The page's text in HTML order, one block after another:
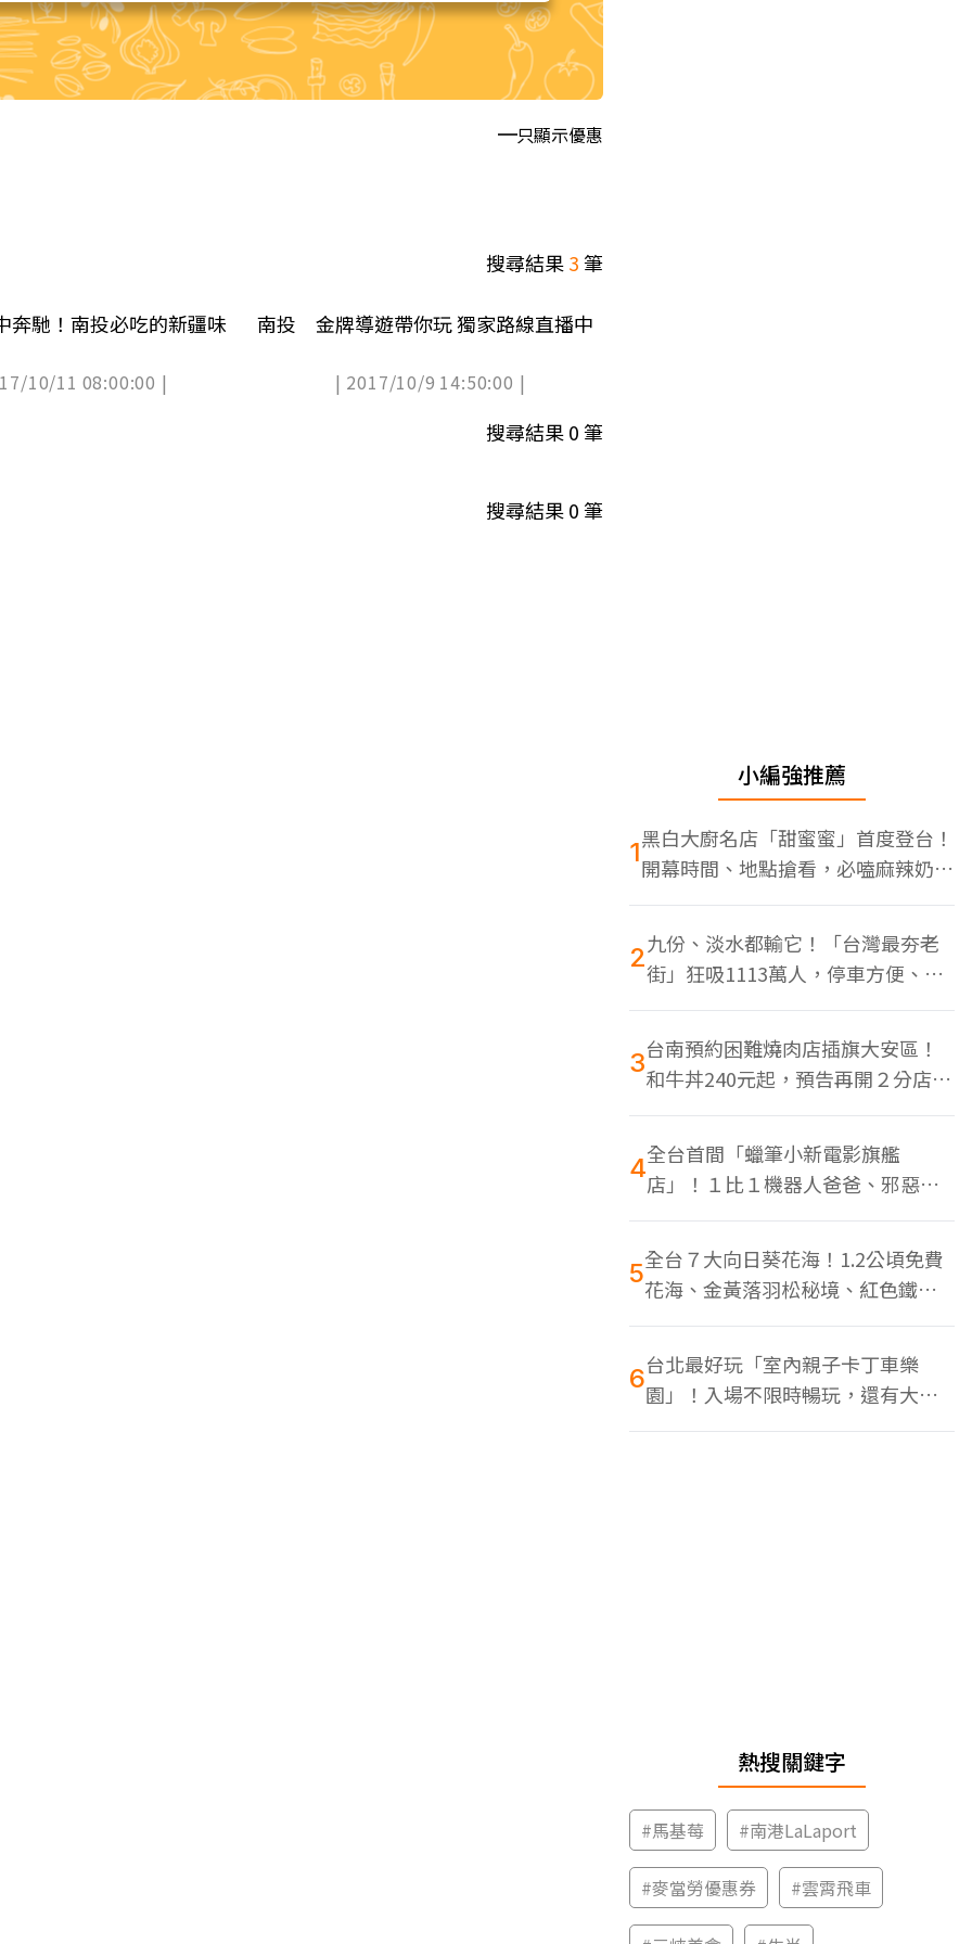
只顯示優惠
搜尋結果3筆
奔馳！南投必吃的新疆味
10/11 08:00:00 |
南投 金牌導遊帶你玩 獨家路線直播中
| 2017/10/9 14:50:00 |
搜尋結果0筆
搜尋結果0筆
小編強推薦
1黑白大廚名店「甜蜜蜜」首度登台！
開幕時間、地點搶看，必嗑麻辣奶油
蝦
2九份、淡水都輸它！「台灣最夯老
街」狂吸1113萬人，停車方便、特
色美食多
3台南預約困難燒肉店插旗大安區！
和牛丼240元起，預告再開２分店、
地點曝光
4全台首間「蠟筆小新電影旗艦
店」！１比１機器人爸爸、邪惡正
男，百款周邊買翻
5全台７大向日葵花海！1.2公頃免費
花海、金黃落羽松秘境、紅色鐵橋
同框
6台北最好玩「室內親子卡丁車樂
園」！入場不限時暢玩，還有大螢
幕Switch遊戲區
熱搜關鍵字
#馬基莓 #南港LaLaport
#麥當勞優惠券 #雲霄飛車